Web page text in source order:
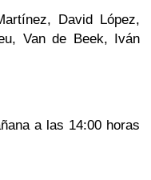
David López,
Van de Beek, Iván
a las 14:00 horas